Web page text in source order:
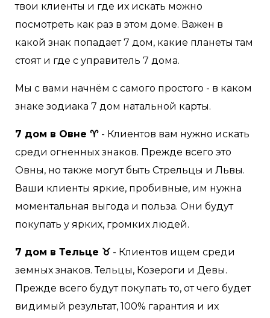
твои клиенты и где их искать можно
посмотреть как раз в этом доме. Важен в
какой знак попадает 7 дом, какие планеты там
стоят и где с управитель 7 дома.
Мы с вами начнём с самого простого - в каком
знаке зодиака 7 дом натальной карты.
7 дом в Овне ♈ - Клиентов вам нужно искать
среди огненных знаков. Прежде всего это
Овны, но также могут быть Стрельцы и Львы.
Ваши клиенты яркие, пробивные, им нужна
моментальная выгода и польза. Они будут
покупать у ярких, громких людей.
7 дом в Тельце ♉ - Клиентов ищем среди
земных знаков. Тельцы, Козероги и Девы.
Прежде всего будут покупать то, от чего будет
видимый результат, 100% гарантия и их